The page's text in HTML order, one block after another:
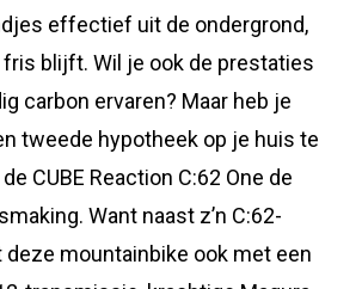
effectief uit de ondergrond,
blijft. Wil je ook de prestaties
carbon ervaren? Maar heb je
tweede hypotheek op je huis te
CUBE Reaction C:62 One de
Want naast z’n C:62-
mountainbike ook met een